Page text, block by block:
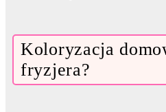
Koloryzacja
fryzjera?